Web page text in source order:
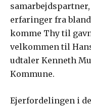
erfaringer fra
komme Thy til
velkommen til
udtaler Kenneth
Kommune.
Ejerfordelingen i